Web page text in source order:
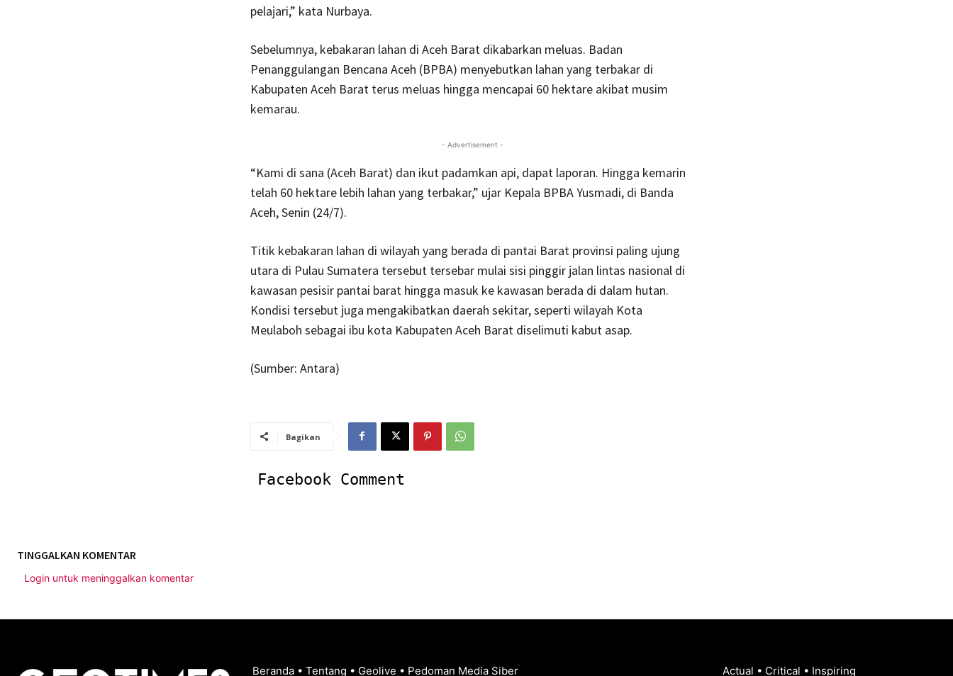
pelajari,” kata Nurbaya.
Sebelumnya, kebakaran lahan di Aceh Barat dikabarkan meluas. Badan
Penanggulangan Bencana Aceh (BPBA) menyebutkan lahan yang terbakar di
Kabupaten Aceh Barat terus meluas hingga mencapai 60 hektare akibat musim
kemarau.
- Advertisement -
“Kami di sana (Aceh Barat) dan ikut padamkan api, dapat laporan. Hingga kemarin
telah 60 hektare lebih lahan yang terbakar,” ujar Kepala BPBA Yusmadi, di Banda
Aceh, Senin (24/7).
Titik kebakaran lahan di wilayah yang berada di pantai Barat provinsi paling ujung
utara di Pulau Sumatera tersebut tersebar mulai sisi pinggir jalan lintas nasional di
kawasan pesisir pantai barat hingga masuk ke kawasan berada di dalam hutan.
Kondisi tersebut juga mengakibatkan daerah sekitar, seperti wilayah Kota
Meulaboh sebagai ibu kota Kabupaten Aceh Barat diselimuti kabut asap.
(Sumber: Antara)
Bagikan
Facebook Comment
TINGGALKAN KOMENTAR
Login untuk meninggalkan komentar
Beranda • Tentang • Geolive • Pedoman Media Siber Actual • Critical • Inspiring